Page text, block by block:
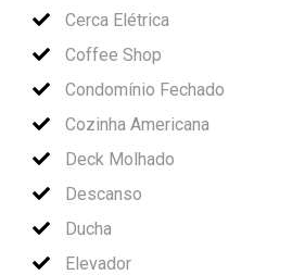
Cerca Elétrica
Coffee Shop
Condomínio Fechado
Cozinha Americana
Deck Molhado
Descanso
Ducha
Elevador